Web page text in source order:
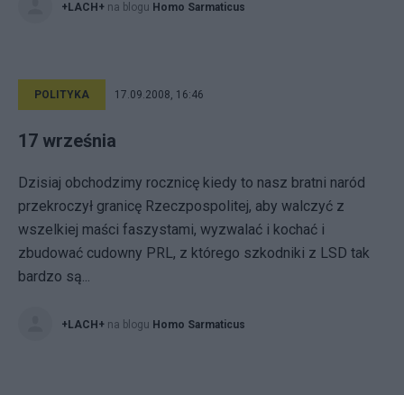
+LACH+ na blogu Homo Sarmaticus
POLITYKA 17.09.2008, 16:46
17 września
Dzisiaj obchodzimy rocznicę kiedy to nasz bratni naród
przekroczył granicę Rzeczpospolitej, aby walczyć z
wszelkiej maści faszystami, wyzwalać i kochać i
zbudować cudowny PRL, z którego szkodniki z LSD tak
bardzo są...
+LACH+ na blogu Homo Sarmaticus